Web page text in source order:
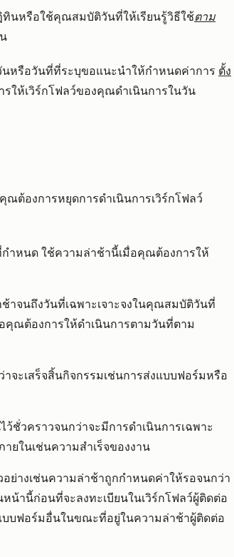
นหรือใช้คุณสมบัติวันที่ให้เรียนรู้วิธีใช้ตาม
หรือวันที่ที่ระบุขอแนะนำให้กำหนดค่าการ ตั้ง
ให้เวิร์กโฟลว์ของคุณดำเนินการในวัน
ต้องการหยุดการดำเนินการเวิร์กโฟลว์
ำหนด ใช้ความล่าช้านี้เมื่อคุณต้องการให้
าจนถึงวันที่เฉพาะเจาะจงในคุณสมบัติวันที่
คุณต้องการให้ดำเนินการตามวันที่ตาม
จะเสร็จสิ้นกิจกรรมเช่นการส่งแบบฟอร์มหรือ
ชั่วคราวจนกว่าจะมีการดำเนินการเฉพาะ
ในเช่นความสำเร็จของงาน
ย่างเช่นความล่าช้าถูกกำหนดค่าให้รอจนกว่า
านี้ก่อนที่จะลงทะเบียนในเวิร์กโฟลว์ผู้ติดต่อ
บบฟอร์มอื่นในขณะที่อยู่ในความล่าช้าผู้ติดต่อ